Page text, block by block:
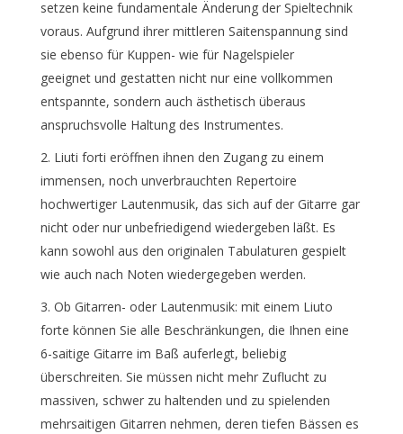
setzen keine fundamentale Änderung der Spieltechnik
voraus. Aufgrund ihrer mittleren Saitenspannung sind
sie ebenso für Kuppen- wie für Nagelspieler
geeignet und gestatten nicht nur eine vollkommen
entspannte, sondern auch ästhetisch überaus
anspruchsvolle Haltung des Instrumentes.
Liuti forti eröffnen ihnen den Zugang zu einem
immensen, noch unverbrauchten Repertoire
hochwertiger Lautenmusik, das sich auf der Gitarre gar
nicht oder nur unbefriedigend wiedergeben läßt. Es
kann sowohl aus den originalen Tabulaturen gespielt
wie auch nach Noten wiedergegeben werden.
Ob Gitarren- oder Lautenmusik: mit einem Liuto
forte können Sie alle Beschränkungen, die Ihnen eine
6-saitige Gitarre im Baß auferlegt, beliebig
überschreiten. Sie müssen nicht mehr Zuflucht zu
massiven, schwer zu haltenden und zu spielenden
mehrsaitigen Gitarren nehmen, deren tiefen Bässen es